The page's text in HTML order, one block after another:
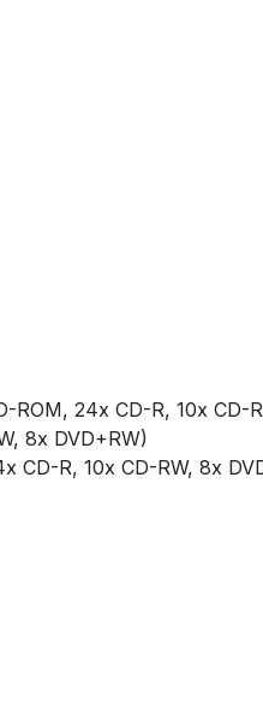
24x CD-R, 10x CD-
8x DVD+RW)
CD-R, 10x CD-RW, 8x